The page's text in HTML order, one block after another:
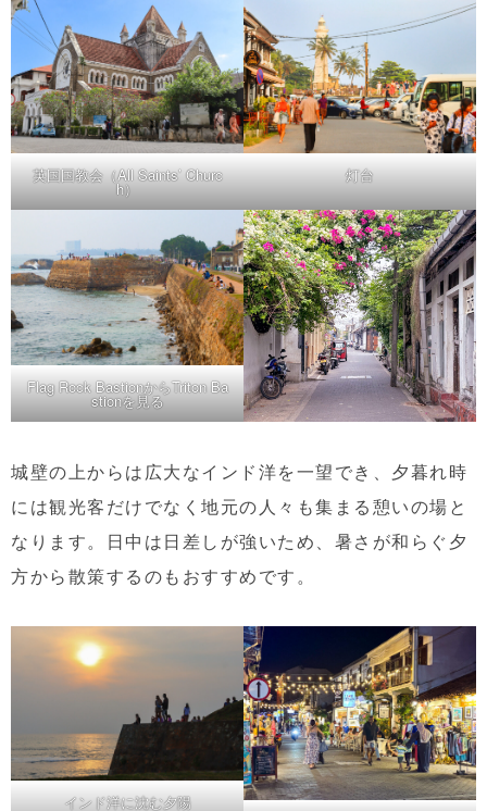
英国国教会（All Saints’ Churc
h）
灯台
Flag Rock BastionからTriton Ba
stionを見る
城壁の上からは広大なインド洋を一望でき、夕暮れ時
には観光客だけでなく地元の人々も集まる憩いの場と
なります。日中は日差しが強いため、暑さが和らぐ夕
方から散策するのもおすすめです。
インド洋に沈む夕陽